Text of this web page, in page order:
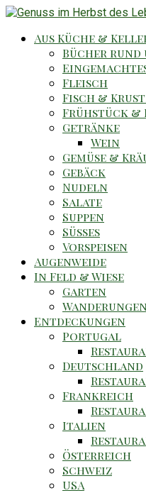
Aus Küche &
Bücher rund
Fleisch
Fisch &
Frühstück &
Getränke
Wein
Gemüse &
Gebäck
Nudeln
Salate
Suppen
Süsses
Vorspeisen
Augenweide
In Feld & Wiese
Garten
Wanderungen
Entdeckungen
Portugal
Deutschland
Frankreich
Italien
Österreich
Schweiz
USA